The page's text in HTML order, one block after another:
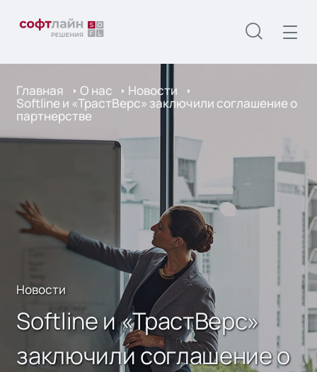
Главная О нас Новости
Softline и «ТрастВерс» заключили соглашение о
партнерстве
Новости
Softline и «ТрастВерс»
заключили соглашение о